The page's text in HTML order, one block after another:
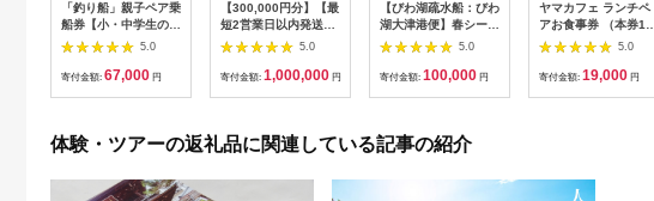
「釣り船」親子ペア乗
船券【小・中学生のお
子様】
5.0
寄付金額: 67,000 円
【300,000円分】【最
短2営業日以内発送】
別府市内の旅館やホテ
ルで使用できる宿泊補
助券 楽しい旅の思い
円 30万円 ホテル 旅
館 温泉 旅行 観光 ト
5.0
寄付金額: 1,000,000 円
【びわ湖疏水船：びわ
湖大津港便】春シーズ
ン先行予約権（２名様
分の乗船予約の権利）
5.0
寄付金額: 100,000 円
ヤマカフェ ランチペ
アお食事券 （本券1枚
で2名様ご利用）北越
の小京都の老舗割烹
「山重」料亭ランチペ
5.0
寄付金額: 19,000 円
体験・ツアーの返礼品に関連している記事の紹介